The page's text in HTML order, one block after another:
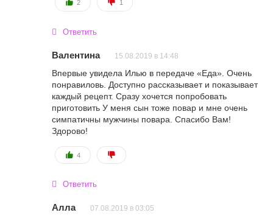
2 1
Ответить
Валентина 15.08.2019 в 14:48
Впервые увидела Илью в передаче «Еда». Очень
понравиловь. Доступно рассказывает и показывает
каждый рецепт. Сразу хочется попробовать
приготовить У меня сын тоже повар и мне очень
симпатичны мужчины повара. Спасибо Вам!
Здорово!
4
Ответить
Алла 07.08.2019 в 03:05